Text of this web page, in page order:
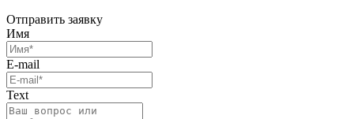
Отправить заявку
Имя
E-mail
Text